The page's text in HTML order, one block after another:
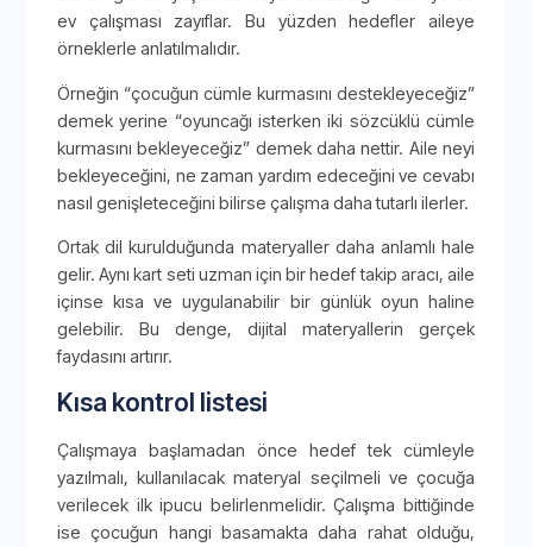
ev çalışması zayıflar. Bu yüzden hedefler aileye
örneklerle anlatılmalıdır.
Örneğin “çocuğun cümle kurmasını destekleyeceğiz”
demek yerine “oyuncağı isterken iki sözcüklü cümle
kurmasını bekleyeceğiz” demek daha nettir. Aile neyi
bekleyeceğini, ne zaman yardım edeceğini ve cevabı
nasıl genişleteceğini bilirse çalışma daha tutarlı ilerler.
Ortak dil kurulduğunda materyaller daha anlamlı hale
gelir. Aynı kart seti uzman için bir hedef takip aracı, aile
içinse kısa ve uygulanabilir bir günlük oyun haline
gelebilir. Bu denge, dijital materyallerin gerçek
faydasını artırır.
Kısa kontrol listesi
Çalışmaya başlamadan önce hedef tek cümleyle
yazılmalı, kullanılacak materyal seçilmeli ve çocuğa
verilecek ilk ipucu belirlenmelidir. Çalışma bittiğinde
ise çocuğun hangi basamakta daha rahat olduğu,